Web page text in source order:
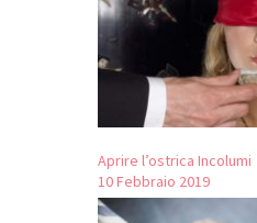
Aprire l’ostrica Incolumi
10 Febbraio 2019